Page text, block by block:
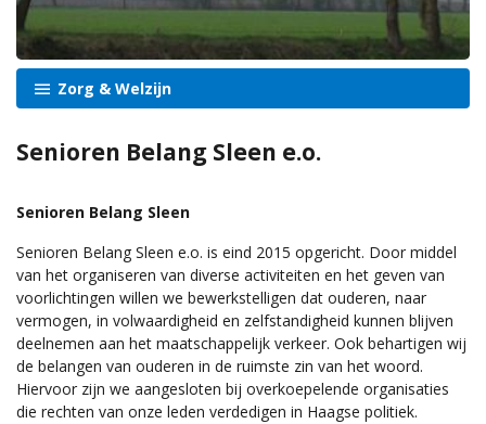
Zorg & Welzijn
Senioren Belang Sleen e.o.
Senioren Belang Sleen
Senioren Belang Sleen e.o. is eind 2015 opgericht. Door middel
van het organiseren van diverse activiteiten en het geven van
voorlichtingen willen we bewerkstelligen dat ouderen, naar
vermogen, in volwaardigheid en zelfstandigheid kunnen blijven
deelnemen aan het maatschappelijk verkeer. Ook behartigen wij
de belangen van ouderen in de ruimste zin van het woord.
Hiervoor zijn we aangesloten bij overkoepelende organisaties
die rechten van onze leden verdedigen in Haagse politiek.